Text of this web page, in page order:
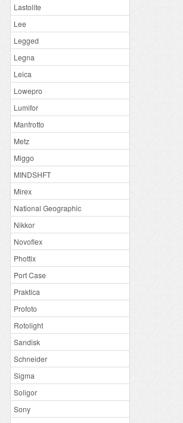
Lastolite
Lee
Legged
Legna
Leica
Lowepro
Lumifor
Manfrotto
Metz
Miggo
MINDSHFT
Mirex
National Geographic
Nikkor
Novoflex
Phottix
Port Case
Praktica
Profoto
Rotolight
Sandisk
Schneider
Sigma
Soligor
Sony